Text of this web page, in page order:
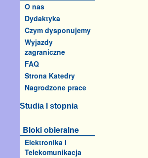
O nas
Dydaktyka
Czym dysponujemy
Wyjazdy
zagraniczne
FAQ
Strona Katedry
Nagrodzone prace
Studia I stopnia
Bloki obieralne
Elektronika i
Telekomunikacja